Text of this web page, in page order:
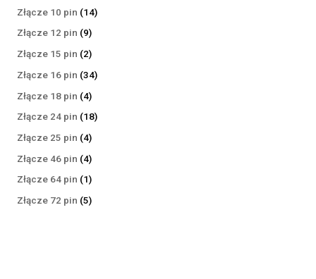
produkty
Złącze 10 pin 1414
Złącze 12 pin 99
produktów
Złącze 15 pin 22
produkty
Złącze 16 pin 3434
Złącze 18 pin 44
produkty
Złącze 24 pin 1818
Złącze 25 pin 44
produkty
Złącze 46 pin 44
produkty
Złącze 64 pin 11
produkt
Złącze 72 pin 55